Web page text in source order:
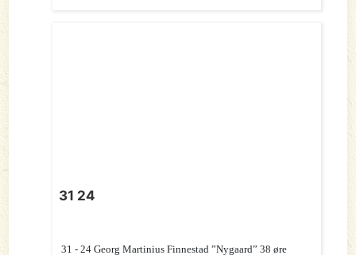
31 24
31 - 24 Georg Martinius Finnestad ”Nygaard” 38 øre